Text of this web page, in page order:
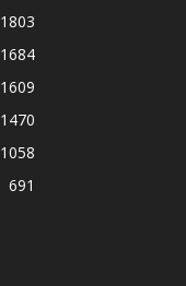
1803
1684
1609
1470
1058
691